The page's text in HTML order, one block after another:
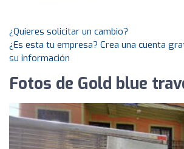
¿Quieres solicitar un cambio?
¿Es esta tu empresa? Crea una cuenta
su información
Fotos de Gold blue